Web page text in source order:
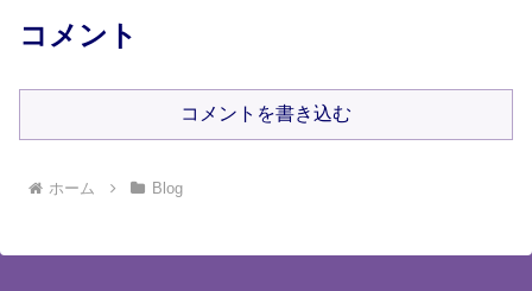
コメント
コメントを書き込む
ホーム Blog